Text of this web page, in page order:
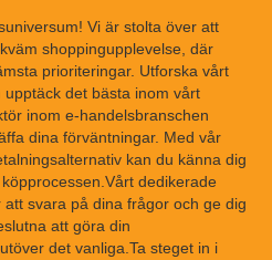
Vi är stolta över att
shoppingupplevelse, där
prioriteringar. Utforska vårt
det bästa inom vårt
inom e-handelsbranschen
dina förväntningar. Med vår
kan du känna dig
dedikerade
svara på dina frågor och ge dig
att göra din
det vanliga.Ta steget in i